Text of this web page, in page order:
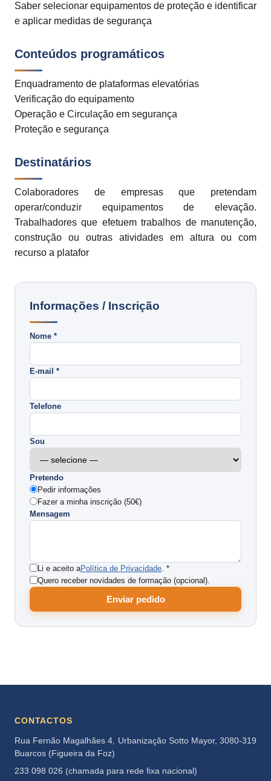
Saber selecionar equipamentos de proteção e identificar
e aplicar medidas de segurança
Conteúdos programáticos
Enquadramento de plataformas elevatórias
Verificação do equipamento
Operação e Circulação em segurança
Proteção e segurança
Destinatários
Colaboradores de empresas que pretendam
operar/conduzir equipamentos de elevação.
Trabalhadores que efetuem trabalhos de manutenção,
construção ou outras atividades em altura ou com
recurso a platafor
Informações / Inscrição
Nome *
E-mail *
Telefone
Sou
Pretendo
Pedir informações
Fazer a minha inscrição (50€)
Mensagem
Li e aceito aPolítica de Privacidade. *
Quero receber novidades de formação (opcional).
Enviar pedido
CONTACTOS
Rua Fernão Magalhães 4, Urbanização Sotto Mayor, 3080-319
Buarcos (Figueira da Foz)
233 098 026 (chamada para rede fixa nacional)